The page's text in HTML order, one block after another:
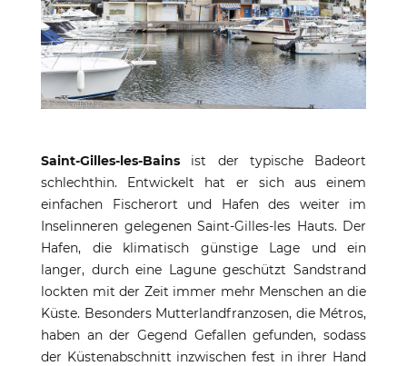
Saint-Gilles-les-Bains ist der typische Badeort
schlechthin. Entwickelt hat er sich aus einem
einfachen Fischerort und Hafen des weiter im
Inselinneren gelegenen Saint-Gilles-les Hauts. Der
Hafen, die klimatisch günstige Lage und ein
langer, durch eine Lagune geschützt Sandstrand
lockten mit der Zeit immer mehr Menschen an die
Küste. Besonders Mutterlandfranzosen, die Métros,
haben an der Gegend Gefallen gefunden, sodass
der Küstenabschnitt inzwischen fest in ihrer Hand